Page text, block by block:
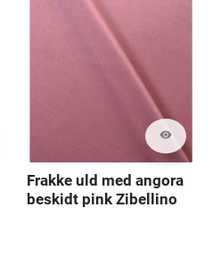
visibility
Frakke uld med angora
beskidt pink Zibellino